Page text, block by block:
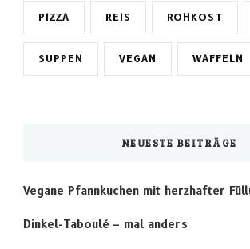
PIZZA REIS ROHKOST
SUPPEN VEGAN WAFFELN
NEUESTE BEITRÄGE
Vegane Pfannkuchen mit herzhafter
Dinkel-Taboulé – mal anders